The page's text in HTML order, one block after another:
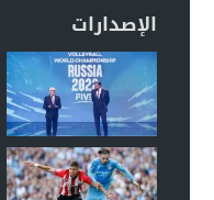
الإصدارات